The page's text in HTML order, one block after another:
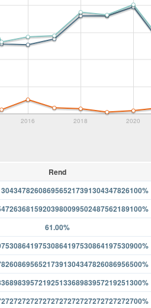
2016 2018 2020
Rend
61.00%